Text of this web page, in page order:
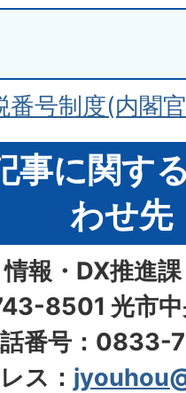
番号制度(内閣
事に関す
わせ先
報・DX推進
8501 光市中
番号：0833-
ス：